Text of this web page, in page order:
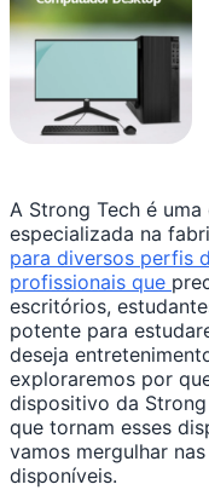
A Strong Tech é
especializada na
para diversos perfis
profissionais que
escritórios,
potente para
deseja
exploraremos por
dispositivo da
que tornam esses
vamos mergulhar
disponíveis.